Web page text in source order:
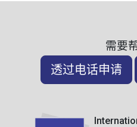
需要
透过电话申请